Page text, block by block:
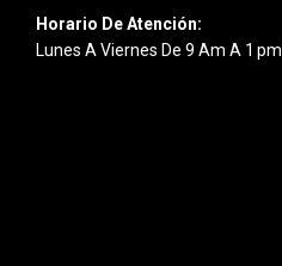
Horario De Atención:
Lunes A Viernes De 9 Am A 1